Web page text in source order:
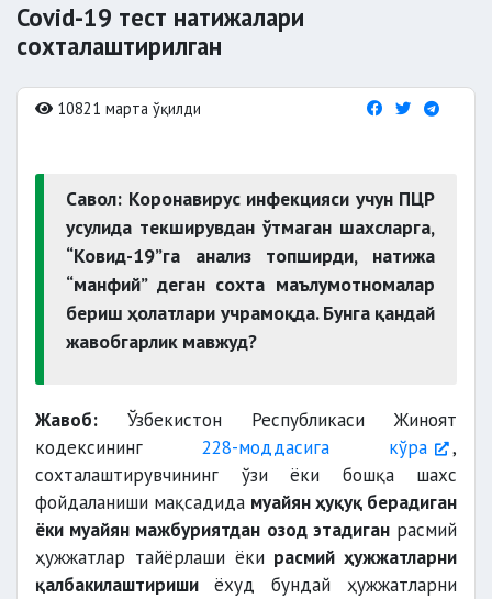
Covid-19 тест натижалари
сохталаштирилган
10821 марта ўқилди
Савол: Коронавирус инфекцияси учун ПЦР
усулида текширувдан ўтмаган шахсларга,
“Ковид-19”га анализ топширди, натижа
“манфий” деган сохта маълумотномалар
бериш ҳолатлари учрамоқда. Бунга қандай
жавобгарлик мавжуд?
Жавоб: Ўзбекистон Республикаси Жиноят
кодексининг228-моддасига кўра
,
сохталаштирувчининг ўзи ёки бошқа шахс
фойдаланиши мақсадида муайян ҳуқуқ берадиган
ёки муайян мажбуриятдан озод этадиганрасмий
ҳужжатлар тайёрлаши ёки расмий ҳужжатларни
қалбакилаштириши ёхуд бундай ҳужжатларни